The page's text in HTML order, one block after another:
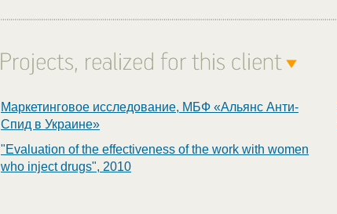
Маркетинговое исследование, МБФ «Альянс Анти-
Спид в Украине»
"Evaluation of the effectiveness of the work with women
who inject drugs", 2010